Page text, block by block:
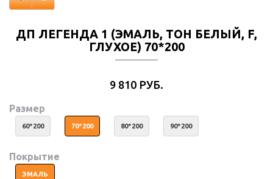
ДП ЛЕГЕНДА 1 (ЭМАЛЬ, ТОН БЕЛЫЙ, F,
ГЛУХОЕ) 70*200
9 810 РУБ.
Размер
60*200 70*200 80*200 90*200
Покрытие
ЭМАЛЬ